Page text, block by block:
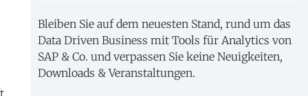
Bleiben Sie auf dem neuesten Stand, rund um das
Data Driven Business mit Tools für Analytics von
SAP & Co. und verpassen Sie keine Neuigkeiten,
Downloads & Veranstaltungen.